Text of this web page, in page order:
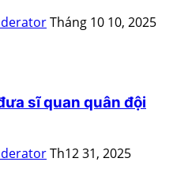
Tháng 10 10, 2025
sĩ quan quân đội
Th12 31, 2025